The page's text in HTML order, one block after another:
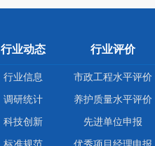
行业动态
行业信息
调研统计
科技创新
标准规范
行业评价
市政工程水平评价
养护质量水平评价
先进单位申报
优秀项目经理申报